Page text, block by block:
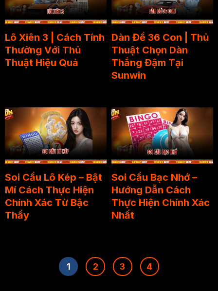
Lô Xiên 3 | Cách Tính
Thưởng Với Thủ
Thuật Hiệu Quả
Dàn Đề 36 Con | Thủ
Thuật Chọn Dàn
Thắng Đậm Tại
Sunwin
Soi Cầu Lô Kép – Bật
Mí Cách Thực Hiện
Chính Xác Từ Bậc
Thầy
Soi Cầu Bạc Nhớ –
Hướng Dẫn Cách
Thực Hiện Chính Xác
Nhất
1 2 3 4